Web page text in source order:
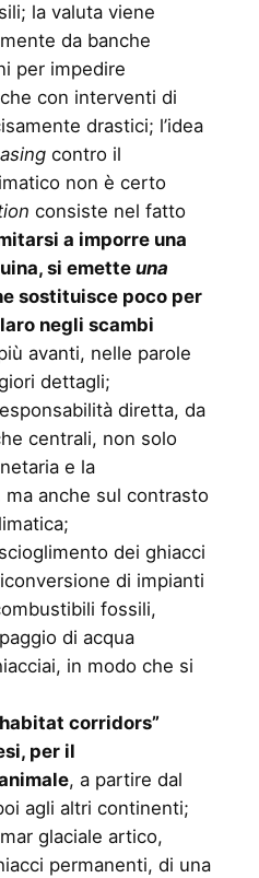
la valuta viene
da banche
per impedire
con interventi di
drastici; l’idea
contro il
non è certo
consiste nel fatto
a imporre una
si emette una
sostituisce poco per
negli scambi
avanti, nelle parole
dettagli;
diretta, da
centrali, non solo
e la
anche sul contrasto
dei ghiacci
di impianti
fossili,
di acqua
in modo che si
corridors”
per il
, a partire dal
agli altri continenti;
glaciale artico,
permanenti, di una